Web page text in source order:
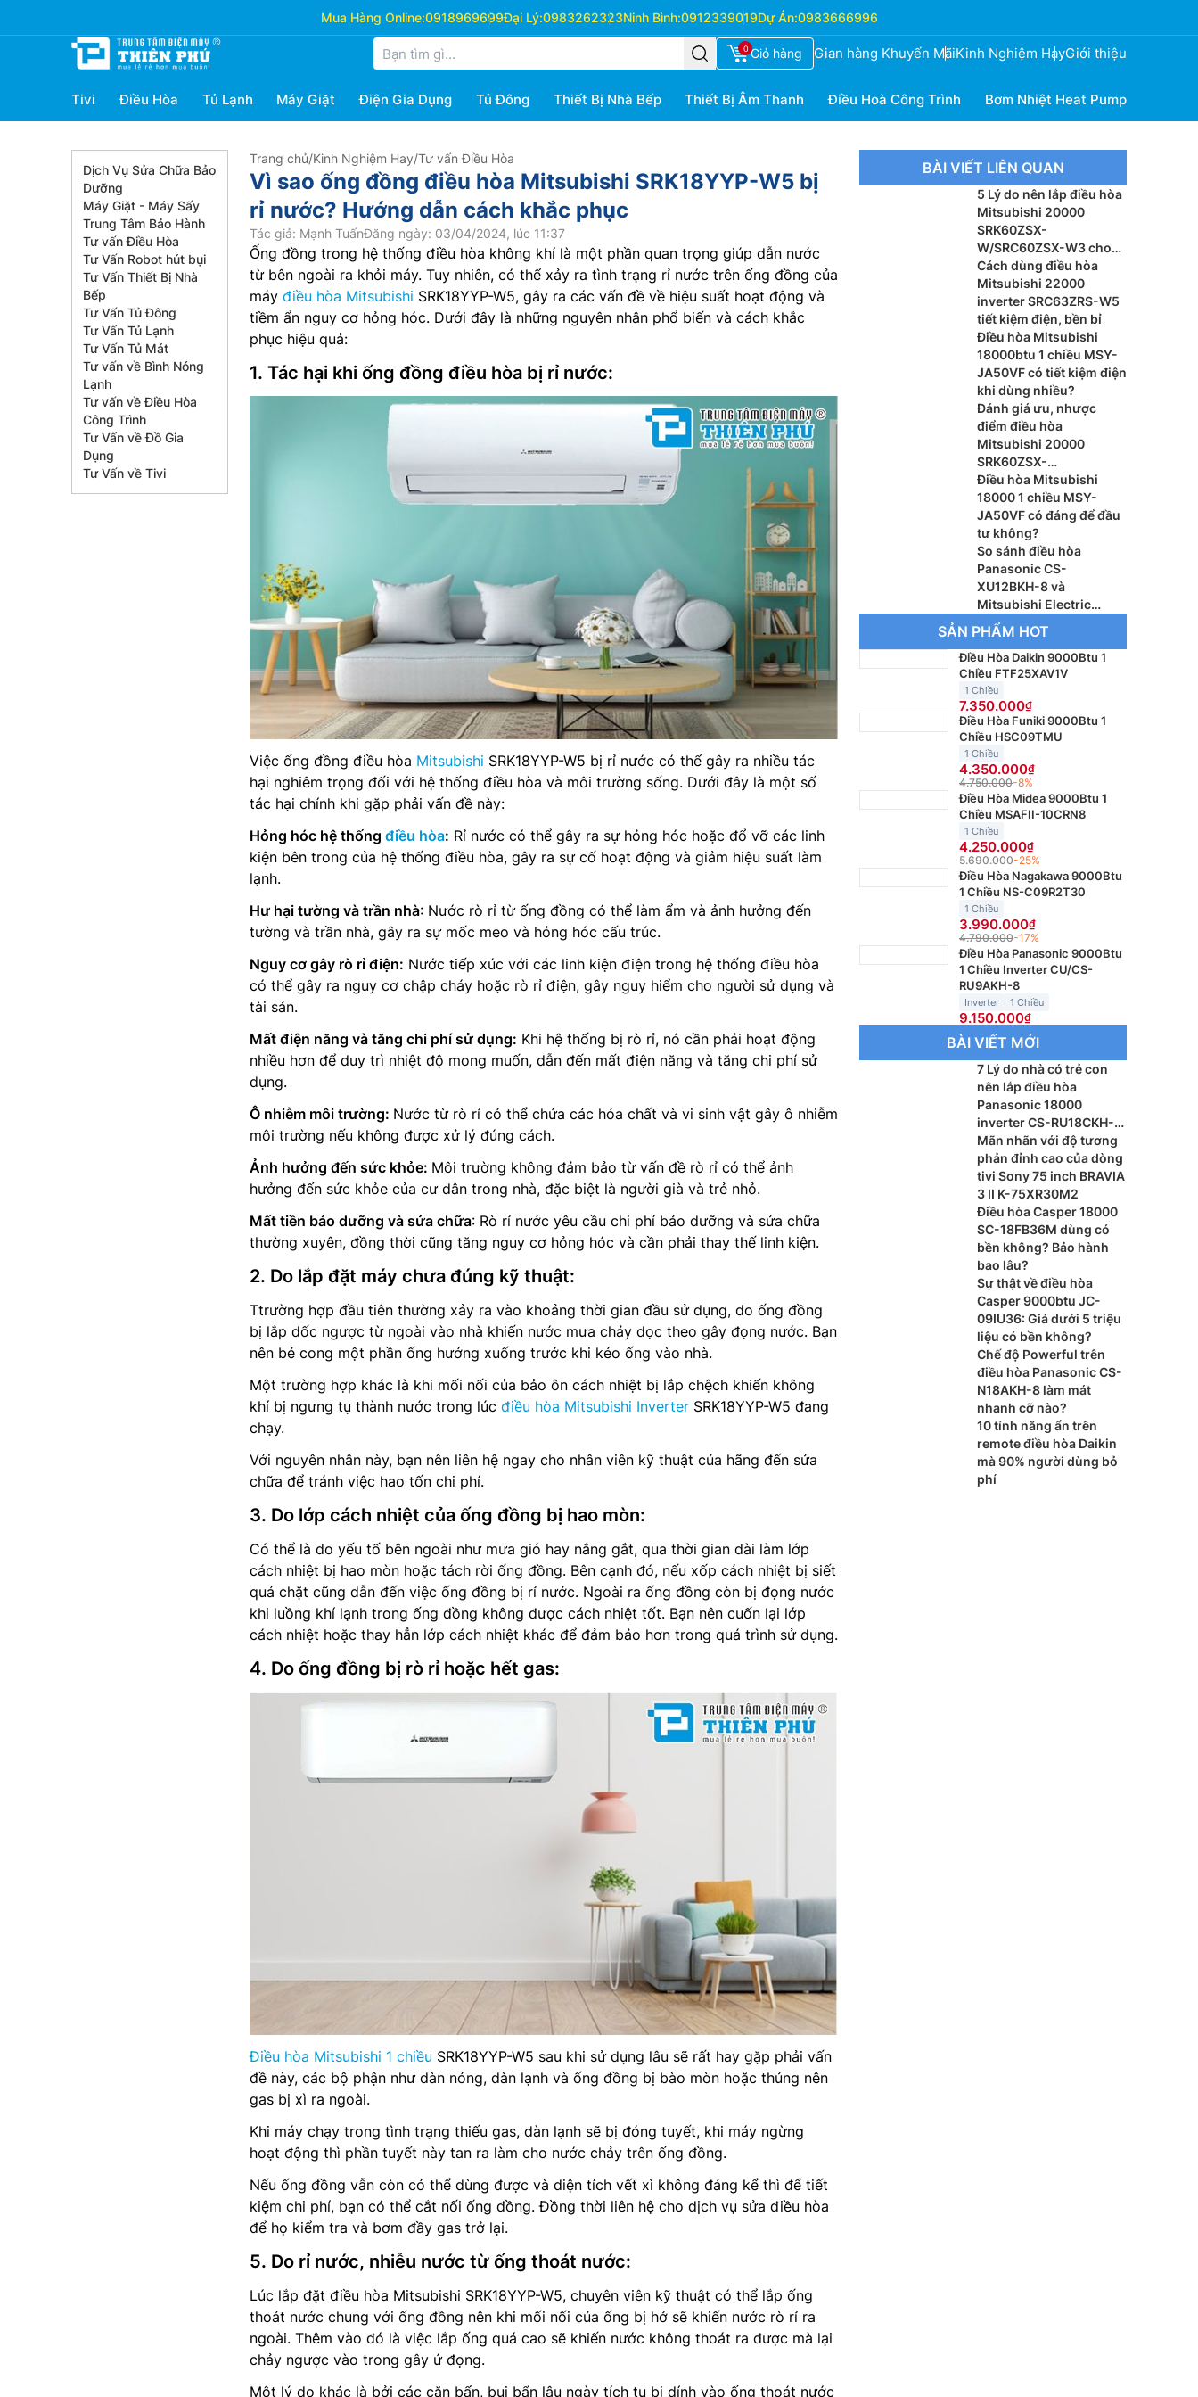
Mua Hàng Online:0918969699Đại Lý:0983262323Ninh Bình:0912339019Dự Án:0983666996
0 Giỏ hàng Gian hàng Khuyến MãiKinh Nghiệm HayGiới thiệu
Tivi Điều Hòa Tủ Lạnh Máy Giặt Điện Gia Dụng Tủ Đông Thiết Bị Nhà Bếp Thiết Bị Âm Thanh Điều Hoà Công Trình Bơm Nhiệt Heat Pump
Dịch Vụ Sửa Chữa Bảo
Dưỡng
Máy Giặt - Máy Sấy
Trung Tâm Bảo Hành
Tư vấn Điều Hòa
Tư Vấn Robot hút bụi
Tư Vấn Thiết Bị Nhà
Bếp
Tư Vấn Tủ Đông
Tư Vấn Tủ Lạnh
Tư Vấn Tủ Mát
Tư vấn về Bình Nóng
Lạnh
Tư vấn về Điều Hòa
Công Trình
Tư Vấn về Đồ Gia
Dụng
Tư Vấn về Tivi
Trang chủ/Kinh Nghiệm Hay/Tư vấn Điều Hòa
Vì sao ống đồng điều hòa Mitsubishi SRK18YYP-W5 bị
rỉ nước? Hướng dẫn cách khắc phục
Tác giả: Mạnh TuấnĐăng ngày: 03/04/2024, lúc 11:37
Ống đồng trong hệ thống điều hòa không khí là một phần quan trọng giúp dẫn nước
từ bên ngoài ra khỏi máy. Tuy nhiên, có thể xảy ra tình trạng rỉ nước trên ống đồng của
máy điều hòa Mitsubishi SRK18YYP-W5, gây ra các vấn đề về hiệu suất hoạt động và
tiềm ẩn nguy cơ hỏng hóc. Dưới đây là những nguyên nhân phổ biến và cách khắc
phục hiệu quả:
1. Tác hại khi ống đồng điều hòa bị rỉ nước:
Việc ống đồng điều hòa Mitsubishi SRK18YYP-W5 bị rỉ nước có thể gây ra nhiều tác
hại nghiêm trọng đối với hệ thống điều hòa và môi trường sống. Dưới đây là một số
tác hại chính khi gặp phải vấn đề này:
Hỏng hóc hệ thống điều hòa: Rỉ nước có thể gây ra sự hỏng hóc hoặc đổ vỡ các linh
kiện bên trong của hệ thống điều hòa, gây ra sự cố hoạt động và giảm hiệu suất làm
lạnh.
Hư hại tường và trần nhà: Nước rò rỉ từ ống đồng có thể làm ẩm và ảnh hưởng đến
tường và trần nhà, gây ra sự mốc meo và hỏng hóc cấu trúc.
Nguy cơ gây rò rỉ điện: Nước tiếp xúc với các linh kiện điện trong hệ thống điều hòa
có thể gây ra nguy cơ chập cháy hoặc rò rỉ điện, gây nguy hiểm cho người sử dụng và
tài sản.
Mất điện năng và tăng chi phí sử dụng: Khi hệ thống bị rò rỉ, nó cần phải hoạt động
nhiều hơn để duy trì nhiệt độ mong muốn, dẫn đến mất điện năng và tăng chi phí sử
dụng.
Ô nhiễm môi trường: Nước từ rò rỉ có thể chứa các hóa chất và vi sinh vật gây ô nhiễm
môi trường nếu không được xử lý đúng cách.
Ảnh hưởng đến sức khỏe: Môi trường không đảm bảo từ vấn đề rò rỉ có thể ảnh
hưởng đến sức khỏe của cư dân trong nhà, đặc biệt là người già và trẻ nhỏ.
Mất tiền bảo dưỡng và sửa chữa: Rò rỉ nước yêu cầu chi phí bảo dưỡng và sửa chữa
thường xuyên, đồng thời cũng tăng nguy cơ hỏng hóc và cần phải thay thế linh kiện.
2. Do lắp đặt máy chưa đúng kỹ thuật:
Ttrường hợp đầu tiên thường xảy ra vào khoảng thời gian đầu sử dụng, do ống đồng
bị lắp dốc ngược từ ngoài vào nhà khiến nước mưa chảy dọc theo gây đọng nước. Bạn
nên bẻ cong một phần ống hướng xuống trước khi kéo ống vào nhà.
Một trường hợp khác là khi mối nối của bảo ôn cách nhiệt bị lắp chệch khiến không
khí bị ngưng tụ thành nước trong lúc điều hòa Mitsubishi Inverter SRK18YYP-W5 đang
chạy.
Với nguyên nhân này, bạn nên liên hệ ngay cho nhân viên kỹ thuật của hãng đến sửa
chữa để tránh việc hao tốn chi phí.
3. Do lớp cách nhiệt của ống đồng bị hao mòn:
Có thể là do yếu tố bên ngoài như mưa gió hay nắng gắt, qua thời gian dài làm lớp
cách nhiệt bị hao mòn hoặc tách rời ống đồng. Bên cạnh đó, nếu xốp cách nhiệt bị siết
quá chặt cũng dẫn đến việc ống đồng bị rỉ nước. Ngoài ra ống đồng còn bị đọng nước
khi luồng khí lạnh trong ống đồng không được cách nhiệt tốt. Bạn nên cuốn lại lớp
cách nhiệt hoặc thay hẳn lớp cách nhiệt khác để đảm bảo hơn trong quá trình sử dụng.
4. Do ống đồng bị rò rỉ hoặc hết gas:
Điều hòa Mitsubishi 1 chiều SRK18YYP-W5 sau khi sử dụng lâu sẽ rất hay gặp phải vấn
đề này, các bộ phận như dàn nóng, dàn lạnh và ống đồng bị bào mòn hoặc thủng nên
gas bị xì ra ngoài.
Khi máy chạy trong tình trạng thiếu gas, dàn lạnh sẽ bị đóng tuyết, khi máy ngừng
hoạt động thì phần tuyết này tan ra làm cho nước chảy trên ống đồng.
Nếu ống đồng vẫn còn có thể dùng được và diện tích vết xì không đáng kể thì để tiết
kiệm chi phí, bạn có thể cắt nối ống đồng. Đồng thời liên hệ cho dịch vụ sửa điều hòa
để họ kiểm tra và bơm đầy gas trở lại.
5. Do rỉ nước, nhiễu nước từ ống thoát nước:
Lúc lắp đặt điều hòa Mitsubishi SRK18YYP-W5, chuyên viên kỹ thuật có thể lắp ống
thoát nước chung với ống đồng nên khi mối nối của ống bị hở sẽ khiến nước rò rỉ ra
ngoài. Thêm vào đó là việc lắp ống quá cao sẽ khiến nước không thoát ra được mà lại
chảy ngược vào trong gây ứ đọng.
Một lý do khác là bởi các cặn bẩn, bụi bẩn lâu ngày tích tụ bị dính vào ống thoát nước
BÀI VIẾT LIÊN QUAN
5 Lý do nên lắp điều hòa
Mitsubishi 20000
SRK60ZSX-
W/SRC60ZSX-W3 cho
phòng khách
Cách dùng điều hòa
Mitsubishi 22000
inverter SRC63ZRS-W5
tiết kiệm điện, bền bỉ
Điều hòa Mitsubishi
18000btu 1 chiều MSY-
JA50VF có tiết kiệm điện
khi dùng nhiều?
Đánh giá ưu, nhược
điểm điều hòa
Mitsubishi 20000
SRK60ZSX-
W/SRC60ZSX-W3
Điều hòa Mitsubishi
18000 1 chiều MSY-
JA50VF có đáng để đầu
tư không?
So sánh điều hòa
Panasonic CS-
XU12BKH-8 và
Mitsubishi Electric
MSY-JA35VF, máy nào
đáng dùng hơn?
SẢN PHẨM HOT
Điều Hòa Daikin 9000Btu 1
Chiều FTF25XAV1V
1 Chiều
7.350.000
Điều Hòa Funiki 9000Btu 1
Chiều HSC09TMU
1 Chiều
4.350.000
4.750.000-8%
Điều Hòa Midea 9000Btu 1
Chiều MSAFII-10CRN8
1 Chiều
4.250.000
5.690.000-25%
Điều Hòa Nagakawa 9000Btu
1 Chiều NS-C09R2T30
1 Chiều
3.990.000
4.790.000-17%
Điều Hòa Panasonic 9000Btu
1 Chiều Inverter CU/CS-
RU9AKH-8
Inverter 1 Chiều
9.150.000
BÀI VIẾT MỚI
7 Lý do nhà có trẻ con
nên lắp điều hòa
Panasonic 18000
inverter CS-RU18CKH-
8BD
Mãn nhãn với độ tương
phản đỉnh cao của dòng
tivi Sony 75 inch BRAVIA
3 II K-75XR30M2
Điều hòa Casper 18000
SC-18FB36M dùng có
bền không? Bảo hành
bao lâu?
Sự thật về điều hòa
Casper 9000btu JC-
09IU36: Giá dưới 5 triệu
liệu có bền không?
Chế độ Powerful trên
điều hòa Panasonic CS-
N18AKH-8 làm mát
nhanh cỡ nào?
10 tính năng ẩn trên
remote điều hòa Daikin
mà 90% người dùng bỏ
phí